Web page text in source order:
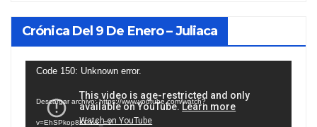
Crónica Del 9 De Enero – Juliaca
Reproductor
vídeo
Code 150: Unknown error.
Descargar archivo: https://www.youtube.com/watch?
v=EhSPkop8KPY&_=1